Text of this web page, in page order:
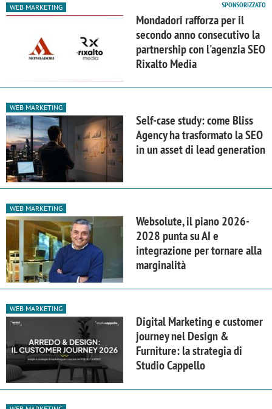
WEB MARKETING SPONSORIZZATO
Mondadori rafforza per il
secondo anno consecutivo la
partnership con l'agenzia SEO
Rixalto Media
WEB MARKETING
Self-case study: come Bliss
Agency ha trasformato la SEO
in un asset di lead generation
WEB MARKETING
Websolute, il piano 2026-
2028 punta su AI e
integrazione per tornare alla
marginalità
WEB MARKETING
Digital Marketing e customer
journey nel Design &
Furniture: la strategia di
Studio Cappello